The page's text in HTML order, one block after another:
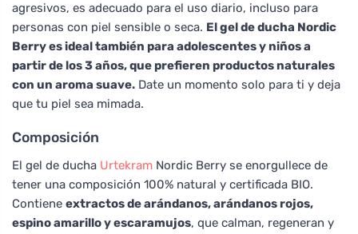
agresivos, es adecuado para el uso diario, incluso para
personas con piel sensible o seca. El gel de ducha Nordic
Berry es ideal también para adolescentes y niños a
partir de los 3 años, que prefieren productos naturales
con un aroma suave. Date un momento solo para ti y deja
que tu piel sea mimada.
Composición
El gel de ducha Urtekram Nordic Berry se enorgullece de
tener una composición 100% natural y certificada BIO.
Contiene extractos de arándanos, arándanos rojos,
espino amarillo y escaramujos, que calman, regeneran y